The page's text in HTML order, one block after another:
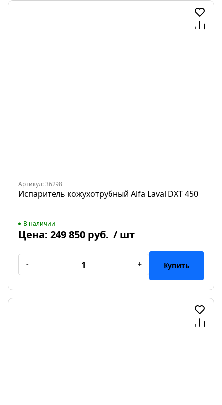
Артикул: 36298
Испаритель кожухотрубный Alfa Laval DXT 450
В наличии
Цена: 249 850 руб. / шт
- + Купить